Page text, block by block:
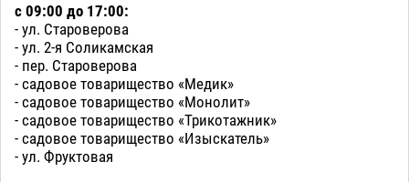
с 09:00 до 17:00:
- ул. Староверова
- ул. 2-я Соликамская
- пер. Староверова
- садовое товарищество «Медик»
- садовое товарищество «Монолит»
- садовое товарищество «Трикотажник»
- садовое товарищество «Изыскатель»
- ул. Фруктовая